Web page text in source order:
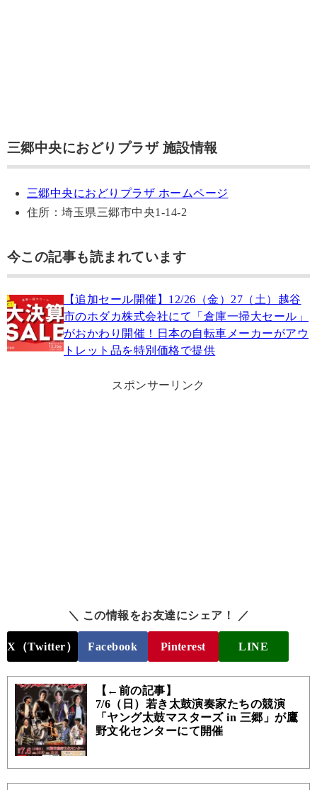
三郷中央におどりプラザ 施設情報
三郷中央におどりプラザ ホームページ
住所：埼玉県三郷市中央1-14-2
今この記事も読まれています
【追加セール開催】12/26（金）27（土）越谷
市のホダカ株式会社にて「倉庫一掃大セール」
がおかわり開催！日本の自転車メーカーがアウ
トレット品を特別価格で提供
スポンサーリンク
＼ この情報をお友達にシェア！ ／
X（Twitter） Facebook Pinterest LINE
【←前の記事】
7/6（日）若き太鼓演奏家たちの競演
「ヤング太鼓マスターズ in 三郷」が鷹
野文化センターにて開催